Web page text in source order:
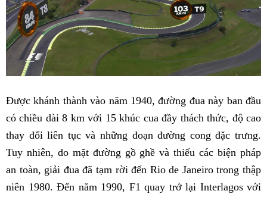
Được khánh thành vào năm 1940, đường đua này ban đầu
có chiều dài 8 km với 15 khúc cua đầy thách thức, độ cao
thay đổi liên tục và những đoạn đường cong đặc trưng.
Tuy nhiên, do mặt đường gồ ghề và thiếu các biện pháp
an toàn, giải đua đã tạm rời đến Rio de Janeiro trong thập
niên 1980. Đến năm 1990, F1 quay trở lại Interlagos với